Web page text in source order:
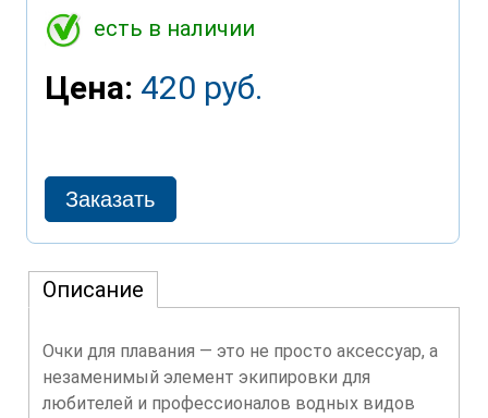
есть в наличии
Цена: 420 руб.
Описание
Очки для плавания — это не просто аксессуар, а
незаменимый элемент экипировки для
любителей и профессионалов водных видов